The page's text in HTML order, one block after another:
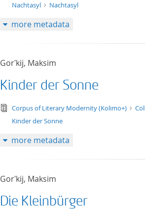
Nachtasyl
Nachtasyl
more metadata
Gorʹkij, Maksim
Kinder der Sonne
text/tg.edition+tg.aggregation+xml
Corpus of Literary Modernity (Kolimo+)
Kinder der Sonne
more metadata
Gorʹkij, Maksim
Die Kleinbürger